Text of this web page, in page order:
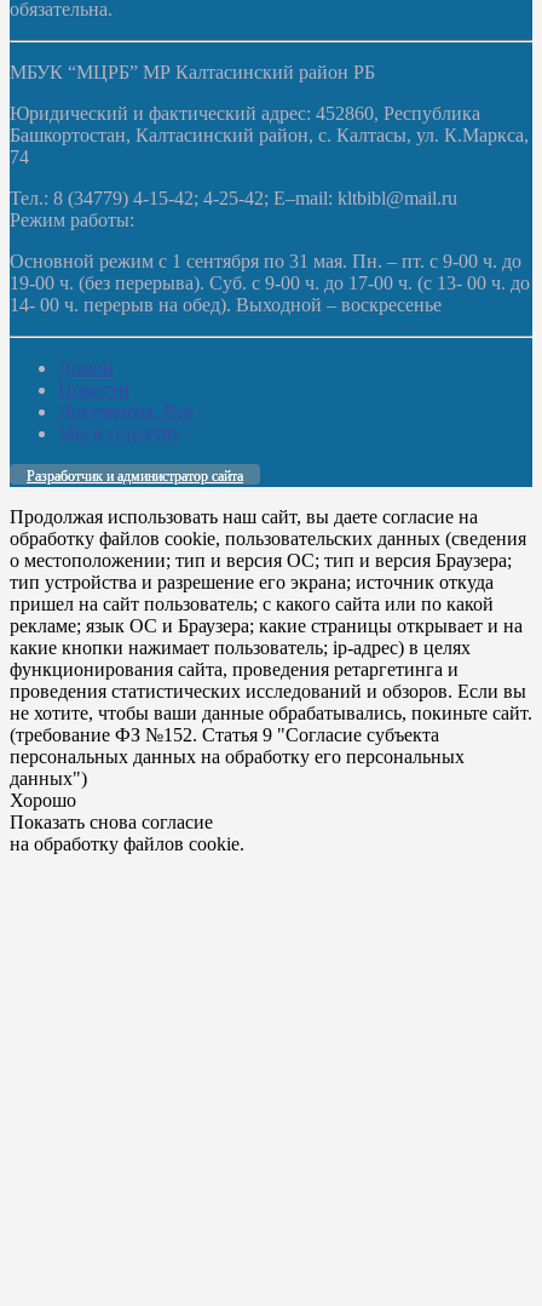
обязательна.
МБУК “МЦРБ” МР Калтасинский район РБ
Юридический и фактический адрес: 452860, Республика
Башкортостан, Калтасинский район, с. Калтасы, ул. К.Маркса,
74
Тел.: 8 (34779) 4-15-42; 4-25-42; E–mail: kltbibl@mail.ru
Режим работы:
Основной режим с 1 сентября по 31 мая. Пн. – пт. с 9-00 ч. до
19-00 ч. (без перерыва). Суб. с 9-00 ч. до 17-00 ч. (с 13- 00 ч. до
14- 00 ч. перерыв на обед). Выходной – воскресенье
Домой
Новости
Документы. Все
Мы в соцсетях
Разработчик и администратор сайта
Продолжая использовать наш сайт, вы даете согласие на
обработку файлов cookie, пользовательских данных (сведения
о местоположении; тип и версия ОС; тип и версия Браузера;
тип устройства и разрешение его экрана; источник откуда
пришел на сайт пользователь; с какого сайта или по какой
рекламе; язык ОС и Браузера; какие страницы открывает и на
какие кнопки нажимает пользователь; ip-адрес) в целях
функционирования сайта, проведения ретаргетинга и
проведения статистических исследований и обзоров. Если вы
не хотите, чтобы ваши данные обрабатывались, покиньте сайт.
(требование ФЗ №152. Статья 9 "Согласие субъекта
персональных данных на обработку его персональных
данных")
Хорошо
Показать снова согласие
на обработку файлов cookie.